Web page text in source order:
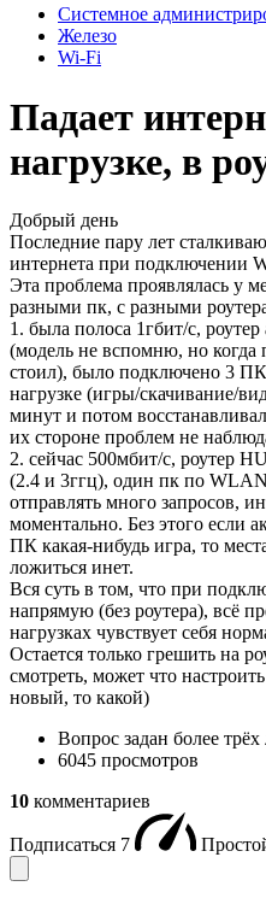
Системное
Железо
Wi-Fi
Падает
нагрузке, в
Добрый день
Последние пару лет
интернета при подключении
Эта проблема проявлялась у
разными пк, с разными
1. была полоса 1гбит/с,
(модель не вспомню, но когда
стоил), было подключено 3
нагрузке (игры/скачивание/
минут и потом
их стороне проблем не
2. сейчас 500мбит/с, роутер
(2.4 и 3ггц), один пк по
отправлять много запросов,
моментально. Без этого если
ПК какая-нибудь игра, то
ложиться инет.
Вся суть в том, что при
напрямую (без роутера), всё
нагрузках чувствует себя
Остается только грешить на
смотреть, может что
новый, то какой)
Вопрос задан более трёх
6045 просмотров
10 комментариев
Подписаться 7